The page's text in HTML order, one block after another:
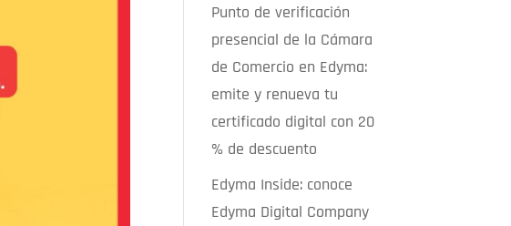
Punto de verificación
presencial de la Cámara
de Comercio en Edyma:
emite y renueva tu
certificado digital con 20
% de descuento
Edyma Inside: conoce
Edyma Digital Company